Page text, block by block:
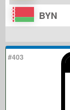
BYN
#403